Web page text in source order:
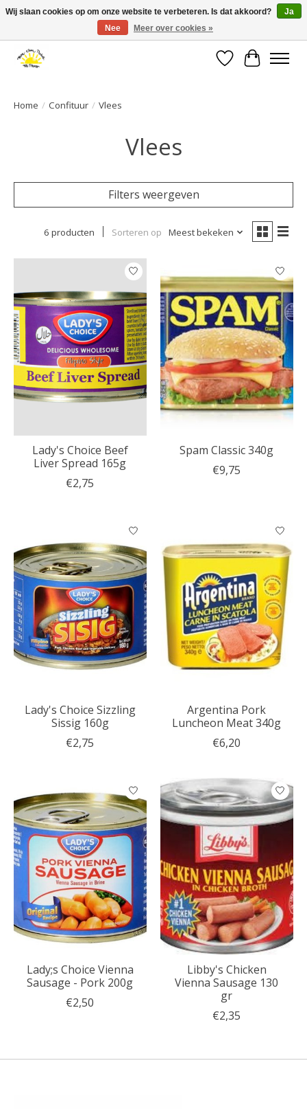
Large selection of products and fast shipping!
Verlanglijst
Home / Confituur / Vlees
Vlees
Filters weergeven
6 producten Sorteren op Meest bekeken
Lady's Choice Beef
Liver Spread 165g
€2,75
Spam Classic 340g
€9,75
Lady's Choice Sizzling
Sissig 160g
€2,75
Argentina Pork
Luncheon Meat 340g
€6,20
Lady;s Choice Vienna
Sausage - Pork 200g
€2,50
Libby's Chicken
Vienna Sausage 130
gr
€2,35
Wij slaan cookies op om onze website te verbeteren. Is dat akkoord?
Ja
Nee
Meer over cookies »